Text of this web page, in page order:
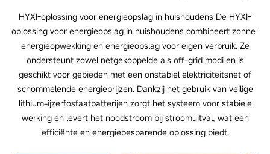
HYXI-oplossing voor energieopslag in huishoudens De HYXI-
oplossing voor energieopslag in huishoudens combineert zonne-
energieopwekking en energieopslag voor eigen verbruik. Ze
ondersteunt zowel netgekoppelde als off-grid modi en is
geschikt voor gebieden met een onstabiel elektriciteitsnet of
schommelende energieprijzen. Dankzij het gebruik van veilige
lithium-ijzerfosfaatbatterijen zorgt het systeem voor stabiele
werking en levert het noodstroom bij stroomuitval, wat een
efficiënte en energiebesparende oplossing biedt.